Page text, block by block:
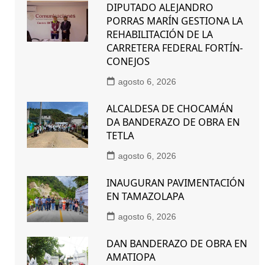
DIPUTADO ALEJANDRO
PORRAS MARÍN GESTIONA LA
REHABILITACIÓN DE LA
CARRETERA FEDERAL FORTÍN-
CONEJOS
agosto 6, 2026
ALCALDESA DE CHOCAMÁN
DA BANDERAZO DE OBRA EN
TETLA
agosto 6, 2026
INAUGURAN PAVIMENTACIÓN
EN TAMAZOLAPA
agosto 6, 2026
DAN BANDERAZO DE OBRA EN
AMATIOPA